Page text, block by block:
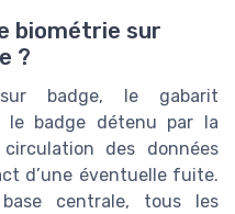
biométrie sur
?
badge, le gabarit
le badge détenu par la
des données
d’une éventuelle fuite.
centrale, tous les